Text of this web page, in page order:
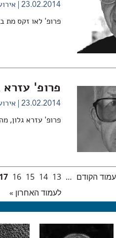
23.02.2014
פרופ' לאו זקס מת
פרופ' עזרא גלון,
23.02.2014
פרופ' עזרא גלון,
הקודם …
13
14
15
16
17
לעמוד האחרון »